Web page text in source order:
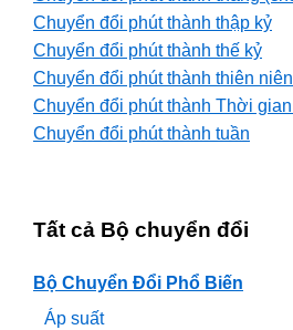
Chuyển đổi phút thành thập kỷ
Chuyển đổi phút thành thế kỷ
Chuyển đổi phút thành thiên
Chuyển đổi phút thành Thời
Chuyển đổi phút thành tuần
Tất cả Bộ chuyển đổi
Bộ Chuyển Đổi Phổ Biến
Áp suất